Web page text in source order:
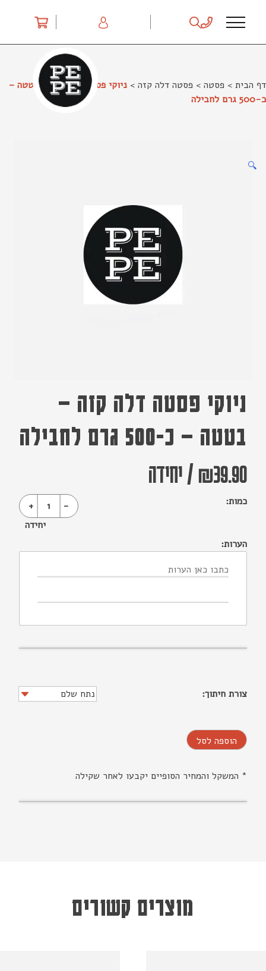
דף הבית > פסטה > פסטה דלה קזה > ניוקי פסטה דלה קזה – בטטה –
כ-500 גרם לחבילה
🔍
ניוקי פסטה דלה קזה –
בטטה – כ-500 גרם לחבילה
₪39.90
/יחידה
כמות: -
1
+
יחידה
הערות:
צורת חיתוך:
הוספה לסל
* המשקל והמחיר הסופיים יקבעו לאחר שקילה
מוצרים קשורים